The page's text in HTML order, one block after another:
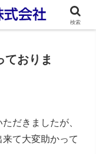
印刷
ておりま
だきましたが、
て大変助かって
検索